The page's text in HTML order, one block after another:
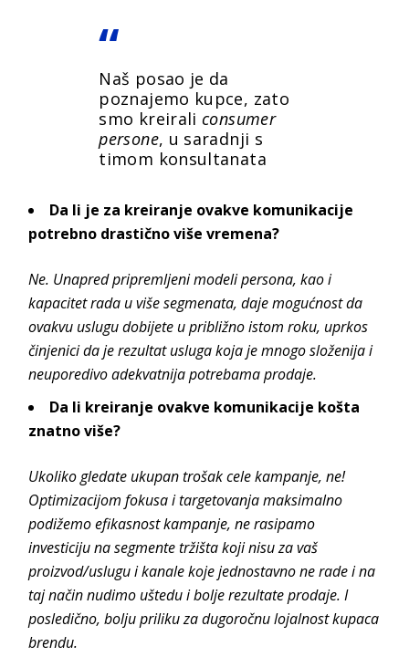
Naš posao je da
poznajemo kupce, zato
smo kreiraliconsumer
persone, u saradnji s
timom konsultanata
Da li je za kreiranje ovakve komunikacije
potrebno drastično više vremena?
Ne. Unapred pripremljeni modeli persona, kao i
kapacitet rada u više segmenata, daje mogućnost da
ovakvu uslugu dobijete u približno istom roku, uprkos
činjenici da je rezultat usluga koja je mnogo složenija i
neuporedivo adekvatnija potrebama prodaje.
Da li kreiranje ovakve komunikacije košta
znatno više?
Ukoliko gledate ukupan trošak cele kampanje, ne!
Optimizacijom fokusa i targetovanja maksimalno
podižemo efikasnost kampanje, ne rasipamo
investiciju na segmente tržišta koji nisu za vaš
proizvod/uslugu i kanale koje jednostavno ne rade i na
taj način nudimo uštedu i bolje rezultate prodaje. I
posledično, bolju priliku za dugoročnu lojalnost kupaca
brendu.